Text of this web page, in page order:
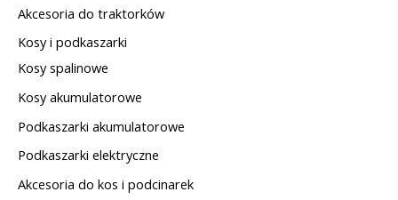
Akcesoria do traktorków
Kosy i podkaszarki
Kosy spalinowe
Kosy akumulatorowe
Podkaszarki akumulatorowe
Podkaszarki elektryczne
Akcesoria do kos i podcinarek